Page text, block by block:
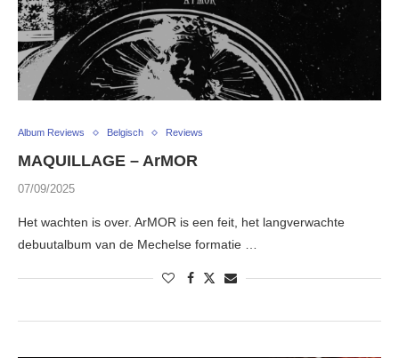
Album Reviews Belgisch Reviews
MAQUILLAGE – ArMOR
07/09/2025
Het wachten is over. ArMOR is een feit, het langverwachte
debuutalbum van de Mechelse formatie …